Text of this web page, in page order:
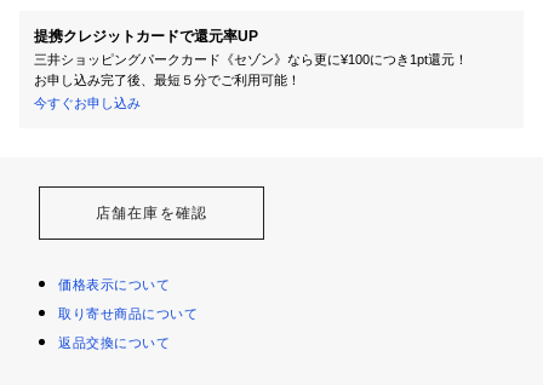
提携クレジットカードで還元率UP
三井ショッピングパークカード《セゾン》なら更に¥100につき1pt還元！
お申し込み完了後、最短５分でご利用可能！
今すぐお申し込み
店舗在庫を確認
価格表示について
取り寄せ商品について
返品交換について